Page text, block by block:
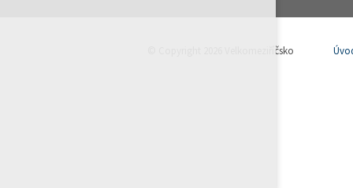
© Copyright 2026 Velkomeziříčsko